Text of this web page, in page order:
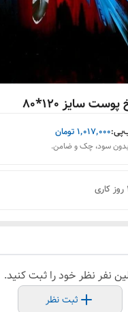
سایز 120*80
۱٬۰۱۷٬۰۰۰تومان
روز کاری
نفر نظر خود را ثبت کنید.
ثبت نظر